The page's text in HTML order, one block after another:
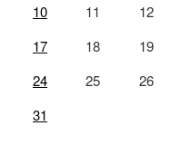
10 11
12
17 18
19
24 25
26
31